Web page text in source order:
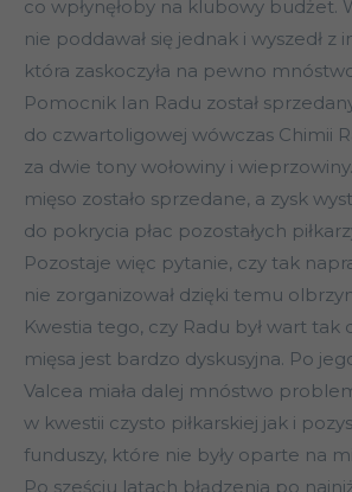
co wpłynęłoby na klubowy budżet.
nie poddawał się jednak i wyszedł z
która zaskoczyła na pewno
Pomocnik Ian Radu został
do czwartoligowej wówczas Chimii
za dwie tony wołowiny i
mięso zostało sprzedane, a zysk
do pokrycia płac pozostałych
Pozostaje więc pytanie, czy tak
nie zorganizował dzięki temu
Kwestia tego, czy Radu był wart tak
mięsa jest bardzo dyskusyjna. Po
Valcea miała dalej mnóstwo
w kwestii czysto piłkarskiej jak i
funduszy, które nie były oparte na
Po sześciu latach błądzenia po